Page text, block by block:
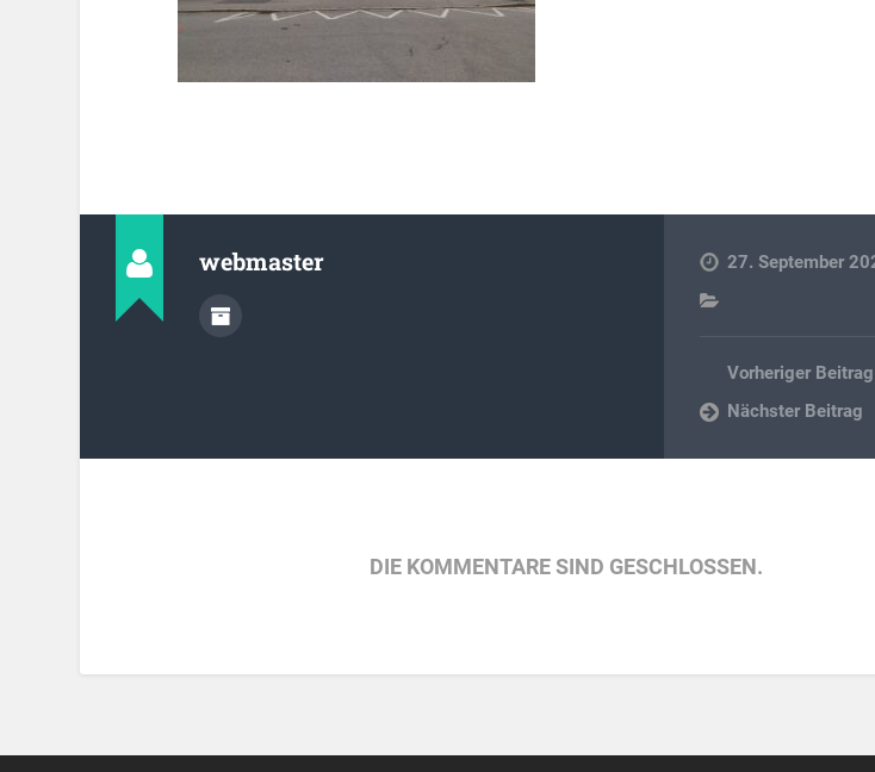
webmaster 27. September
Vorheriger Beitrag
Nächster Beitrag
DIE KOMMENTARE SIND GESCHLOSSEN.